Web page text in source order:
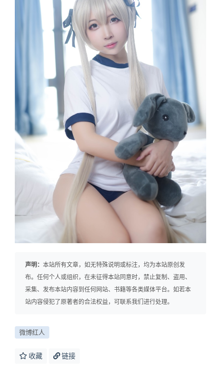
声明： 本站所有文章，如无特殊说明或标注，均为本站原创发
布。任何个人或组织，在未征得本站同意时，禁止复制、盗用、
采集、发布本站内容到任何网站、书籍等各类媒体平台。如若本
站内容侵犯了原著者的合法权益，可联系我们进行处理。
微博红人
收藏 链接